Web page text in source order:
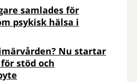
samlades för
psykisk hälsa i
Nu startar
stöd och